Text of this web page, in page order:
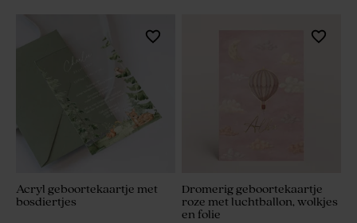
Acryl geboortekaartje met
bosdiertjes
Dromerig geboortekaartje
roze met luchtballon, wolkjes
en folie